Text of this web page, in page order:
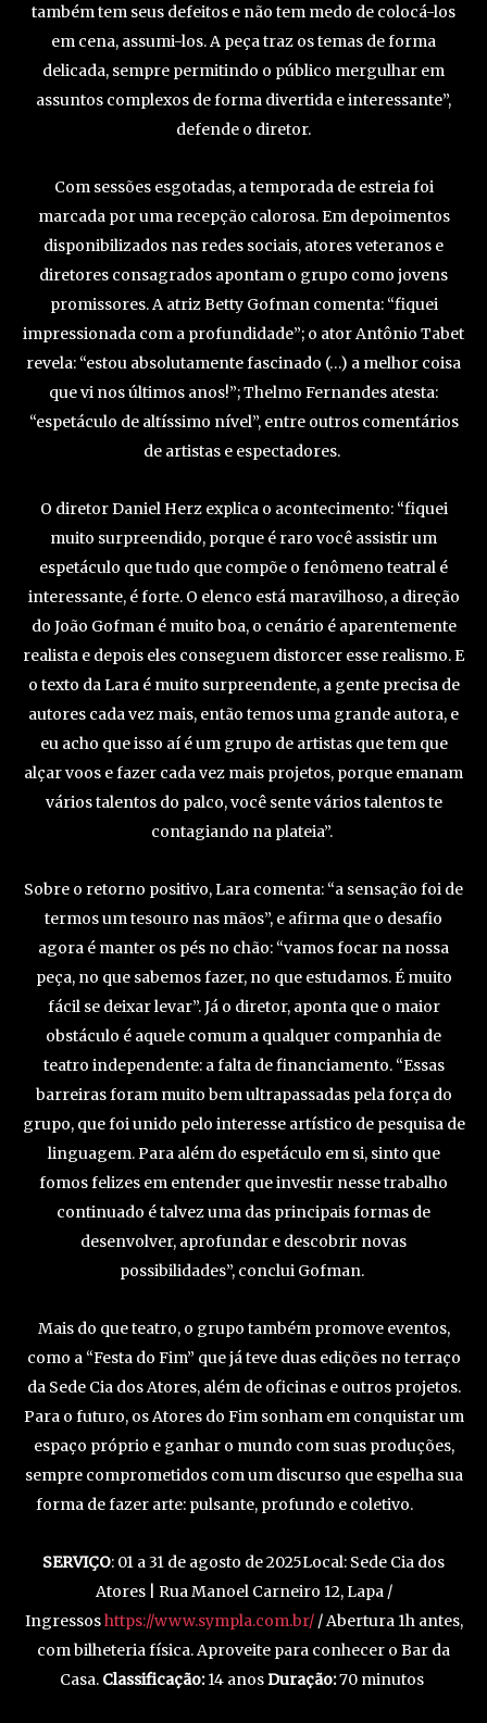
também tem seus defeitos e não tem medo de colocá-los
em cena, assumi-los. A peça traz os temas de forma
delicada, sempre permitindo o público mergulhar em
assuntos complexos de forma divertida e interessante”,
defende o diretor.
Com sessões esgotadas, a temporada de estreia foi
marcada por uma recepção calorosa. Em depoimentos
disponibilizados nas redes sociais, atores veteranos e
diretores consagrados apontam o grupo como jovens
promissores. A atriz Betty Gofman comenta: “fiquei
impressionada com a profundidade”; o ator Antônio Tabet
revela: “estou absolutamente fascinado (…) a melhor coisa
que vi nos últimos anos!”; Thelmo Fernandes atesta:
“espetáculo de altíssimo nível”, entre outros comentários
de artistas e espectadores.
O diretor Daniel Herz explica o acontecimento: “fiquei
muito surpreendido, porque é raro você assistir um
espetáculo que tudo que compõe o fenômeno teatral é
interessante, é forte. O elenco está maravilhoso, a direção
do João Gofman é muito boa, o cenário é aparentemente
realista e depois eles conseguem distorcer esse realismo. E
o texto da Lara é muito surpreendente, a gente precisa de
autores cada vez mais, então temos uma grande autora, e
eu acho que isso aí é um grupo de artistas que tem que
alçar voos e fazer cada vez mais projetos, porque emanam
vários talentos do palco, você sente vários talentos te
contagiando na plateia”.
Sobre o retorno positivo, Lara comenta: “a sensação foi de
termos um tesouro nas mãos”, e afirma que o desafio
agora é manter os pés no chão: “vamos focar na nossa
peça, no que sabemos fazer, no que estudamos. É muito
fácil se deixar levar”. Já o diretor, aponta que o maior
obstáculo é aquele comum a qualquer companhia de
teatro independente: a falta de financiamento. “Essas
barreiras foram muito bem ultrapassadas pela força do
grupo, que foi unido pelo interesse artístico de pesquisa de
linguagem. Para além do espetáculo em si, sinto que
fomos felizes em entender que investir nesse trabalho
continuado é talvez uma das principais formas de
desenvolver, aprofundar e descobrir novas
possibilidades”, conclui Gofman.
Mais do que teatro, o grupo também promove eventos,
como a “Festa do Fim” que já teve duas edições no terraço
da Sede Cia dos Atores, além de oficinas e outros projetos.
Para o futuro, os Atores do Fim sonham em conquistar um
espaço próprio e ganhar o mundo com suas produções,
sempre comprometidos com um discurso que espelha sua
forma de fazer arte: pulsante, profundo e coletivo.
SERVIÇO: 01 a 31 de agosto de 2025Local: Sede Cia dos
Atores | Rua Manoel Carneiro 12, Lapa /
Ingressoshttps://www.sympla.com.br// Abertura 1h antes,
com bilheteria física. Aproveite para conhecer o Bar da
Casa. Classificação:14 anosDuração:70 minutos